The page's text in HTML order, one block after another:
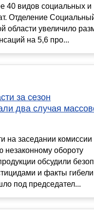
40 видов социальных и
Отделение
области увеличило
на 5,6 про...
за сезон
два случая
на заседании комиссии
незаконному обороту
обсудили
и факты гибели
под председател...